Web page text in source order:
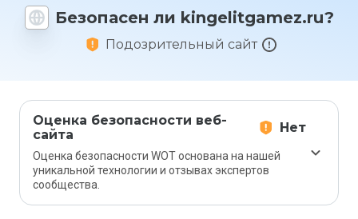
Безопасен ли kingelitgamez.ru?
Подозрительный сайт
Оценка безопасности веб-
сайта
Нет
Оценка безопасности WOT основана на нашей
уникальной технологии и отзывах экспертов
сообщества.
1 до 5?